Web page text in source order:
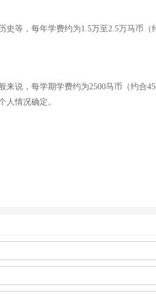
等，每年学费约为1.5万至2.5万马币
说，每学期学费约为2500马币（约
人情况确定。